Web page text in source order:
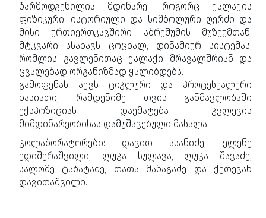
წარმოდგენილია მდინარე, როგორც ქალაქის
ფიზიკური, ისტორიული და სიმბოლური ღერძი და
მისი ურთიერთკავშირი აბრეშუმის მუზეუმთან.
მტკვარი ასახავს ცოცხალ, დინამიურ სისტემას,
რომლის გავლენითაც ქალაქი მრავალშრიან და
ცვალებად ორგანიზმად ყალიბდება.
გამოფენას აქვს ციკლური და პროცესუალური
ხასიათი, რამდენიმე თვის განმავლობაში
ექსპოზიციას დაემატება კვლევის
მიმდინარეობისას დამუშავებული მასალა.
კოლაბორატორები: დავით ასანიძე, ელენე
ედიშერაშვილი, ლუკა სულავა, ლუკა შავაძე,
სალომე ტაბატაძე, თათა მანაგაძე და ქეთევან
დავითაშვილი.